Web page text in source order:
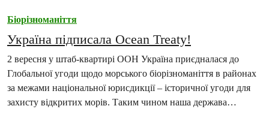
Біорізноманіття
Україна підписала Ocean Treaty!
2 вересня у штаб-квартирі ООН Україна приєдналася до
Глобальної угоди щодо морського біорізноманіття в районах
за межами національної юрисдикції – історичної угоди для
захисту відкритих морів. Таким чином наша держава…